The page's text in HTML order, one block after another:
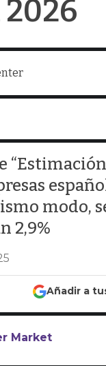
2026
modo,
2,9%
Añadir a
Market